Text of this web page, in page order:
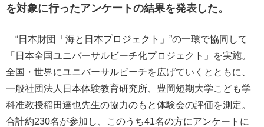
を対象に行ったアンケートの結果を発表した。
“日本財団「海と日本プロジェクト」”の一環で協同して
「日本全国ユニバーサルビーチ化プロジェクト」を実施。
全国・世界にユニバーサルビーチを広げていくとともに、
一般社団法人日本体験教育研究所、豊岡短期大学こども学
科准教授稲田達也先生の協力のもと体験会の評価を測定。
合計約230名が参加し、このうち41名の方にアンケートに